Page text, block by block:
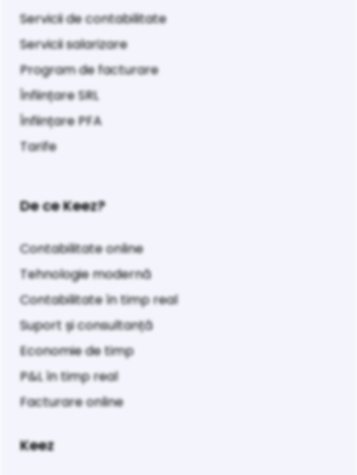
Servicii de contabilitate
Servicii salarizare
Program de facturare
Înființare SRL
Înființare PFA
Tarife
De ce Keez?
Contabilitate online
Tehnologie modernă
Contabilitate în timp real
Suport și consultanță
Economie de timp
P&L în timp real
Facturare online
Keez